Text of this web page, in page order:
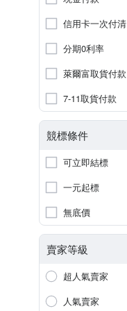
信用卡一次付清
分期0利率
萊爾富取貨付款
7-11取貨付款
競標條件
可立即結標
一元起標
無底價
賣家等級
超人氣賣家
人氣賣家